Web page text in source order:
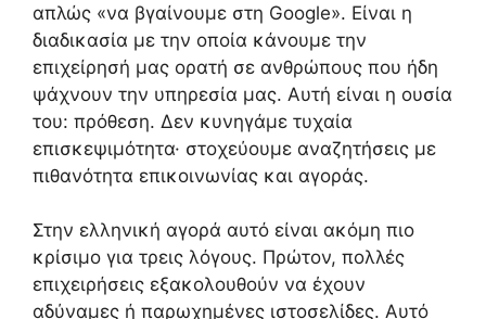
απλώς «να βγαίνουμε στη Google». Είναι η
διαδικασία με την οποία κάνουμε την
επιχείρησή μας ορατή σε ανθρώπους που ήδη
ψάχνουν την υπηρεσία μας. Αυτή είναι η ουσία
του: πρόθεση. Δεν κυνηγάμε τυχαία
επισκεψιμότητα· στοχεύουμε αναζητήσεις με
πιθανότητα επικοινωνίας και αγοράς.
Στην ελληνική αγορά αυτό είναι ακόμη πιο
κρίσιμο για τρεις λόγους. Πρώτον, πολλές
επιχειρήσεις εξακολουθούν να έχουν
αδύναμες ή παρωχημένες ιστοσελίδες. Αυτό